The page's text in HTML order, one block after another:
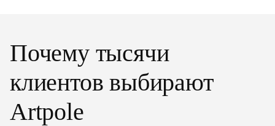
Почему тысячи
клиентов выбирают
Artpole